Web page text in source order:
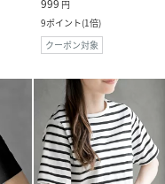
999 円
9ポイント(1倍)
クーポン対象